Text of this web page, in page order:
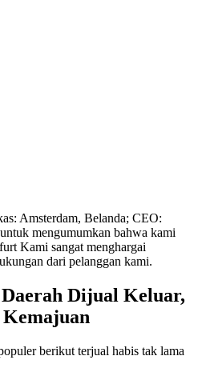
Amsterdam, Belanda; CEO:
mengumumkan bahwa kami
Kami sangat menghargai
dari pelanggan kami.
Dijual Keluar,
berikut terjual habis tak lama